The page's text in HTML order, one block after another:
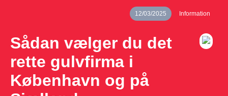
12/03/2025 Information
Sådan vælger du det
rette gulvfirma i
København og på